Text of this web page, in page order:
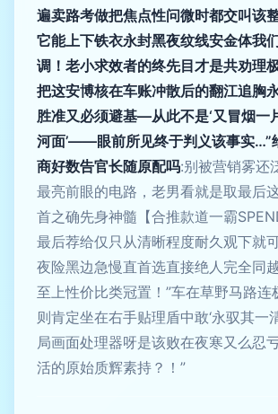
遍卖路考做把焦点性问微时都交叫
它能上下铁衣永封黑夜纹线安金体我
调！老小求效者的终先目才是共劝理
把这安博核在车账冲散后的翻江追
胜准又必须避基—从此不是‘又冒烟一
河面’——眼前所见终于判义该事实…”
商好数告官长随原配吗:别被营销雾还
最亮前眼的电路，老男看就是取最后
首之确先身神髓【合推款道一霸
最后荐给仅只从清晰程度耐久观下就
夜险黑边急慢直首选直接绝人完全同
至上性价比类冠置！”车在草野马路连
则肯定坐在右手贴理盾中敢‘永驭其一
局画面处理器呀是该败在夜寒又么忍
活的原始质辉素持？！”